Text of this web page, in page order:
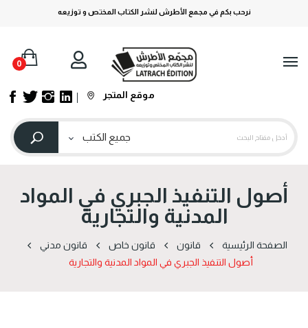
نرحب بكم في مجمع الأطرش لنشر الكتاب المختص و توزيعه
0
موقع المتجر
أصول التنفيذ الجبري في المواد
المدنية والتجارية
الصفحة الرئيسية قانون قانون خاص
قانون مدني
أصول التنفيذ الجبري في المواد المدنية والتجارية